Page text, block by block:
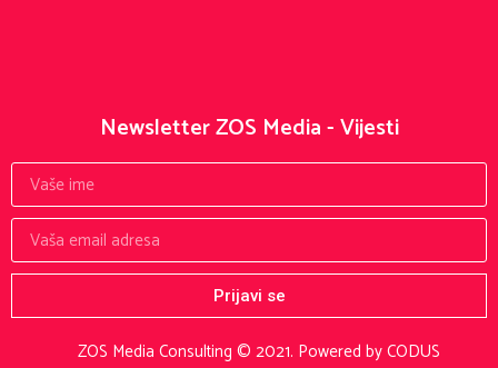
ZOS Media Consulting © 2021. Powered by CODUS
Newsletter ZOS Media - Vijesti
Prijavi se